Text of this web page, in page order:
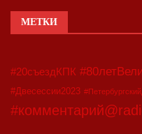
МЕТКИ
#20съездКПК
#Двесессии2023